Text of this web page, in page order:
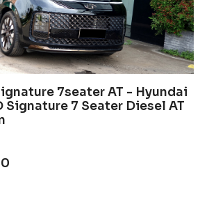
7seater AT - Hyundai
Signature 7 Seater Diesel AT